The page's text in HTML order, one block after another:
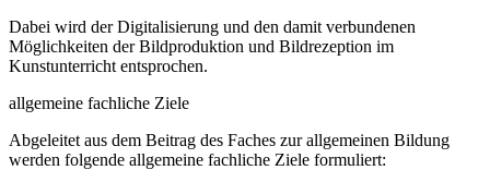
Dabei wird der Digitalisierung und den damit verbundenen
Möglichkeiten der Bildproduktion und Bildrezeption im
Kunstunterricht entsprochen.
allgemeine fachliche Ziele
Abgeleitet aus dem Beitrag des Faches zur allgemeinen Bildung
werden folgende allgemeine fachliche Ziele formuliert: